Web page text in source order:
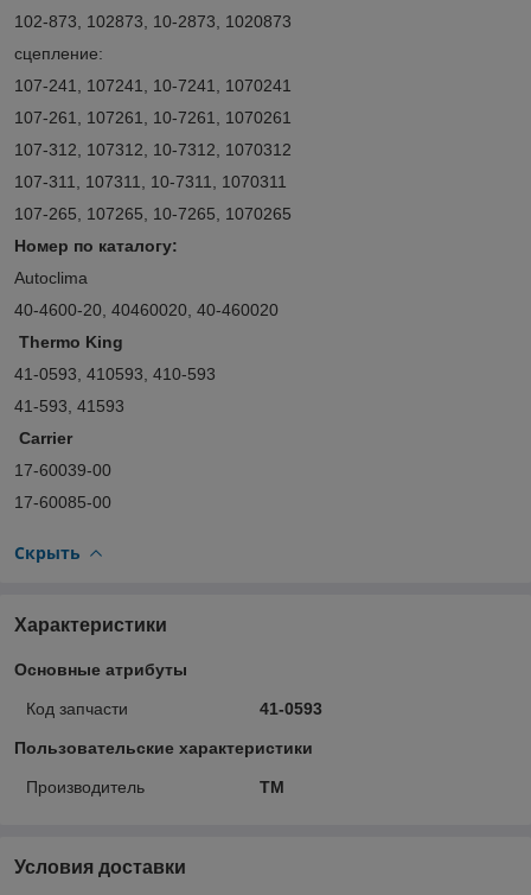
102-873, 102873, 10-2873, 1020873
сцепление:
107-241, 107241, 10-7241, 1070241
107-261, 107261, 10-7261, 1070261
107-312, 107312, 10-7312, 1070312
107-311, 107311, 10-7311, 1070311
107-265, 107265, 10-7265, 1070265
Номер по каталогу:
Autoclima
40-4600-20, 40460020, 40-460020
Thermo King
41-0593, 410593, 410-593
41-593, 41593
Carrier
17-60039-00
17-60085-00
Скрыть
Характеристики
Основные атрибуты
Код запчасти 41-0593
Пользовательские характеристики
Производитель ТМ
Условия доставки